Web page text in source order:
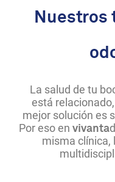
Nuestros
La salud de tu
está
mejor solución es
Por eso en vivanta
misma clínica,